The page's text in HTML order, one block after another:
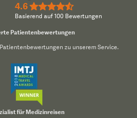
4.6 ★★★★½
Basierend auf 100 Bewertungen
Patientenbewertungen
zu unserem Service.
für Medizinreisen